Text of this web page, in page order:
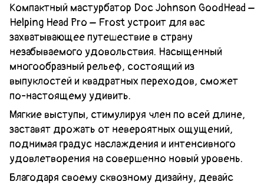
Компактный мастурбатор Doc Johnson GoodHead –
Helping Head Pro – Frost устроит для вас
захватывающее путешествие в страну
незабываемого удовольствия. Насыщенный
многообразный рельеф, состоящий из
выпуклостей и квадратных переходов, сможет
по-настоящему удивить.
Мягкие выступы, стимулируя член по всей длине,
заставят дрожать от невероятных ощущений,
поднимая градус наслаждения и интенсивного
удовлетворения на совершенно новый уровень.
Благодаря своему сквозному дизайну, девайс